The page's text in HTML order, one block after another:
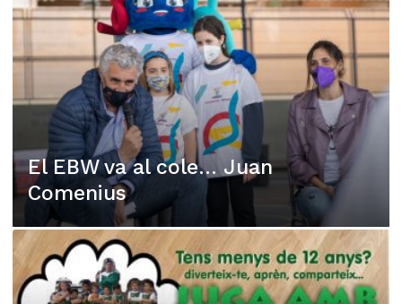
MÁS
El EBW va al cole… Juan
Comenius